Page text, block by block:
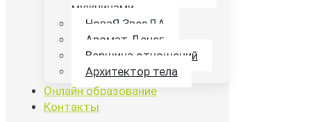
мужчинами
НоваЯ ЗвезДА
Аромат Денег
Вершина отношений
Архитектор тела
Онлайн образование
Контакты